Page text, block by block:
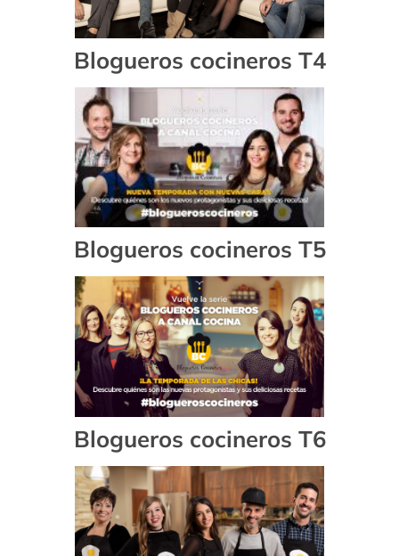
Blogueros cocineros T4
Blogueros cocineros T5
Blogueros cocineros T6